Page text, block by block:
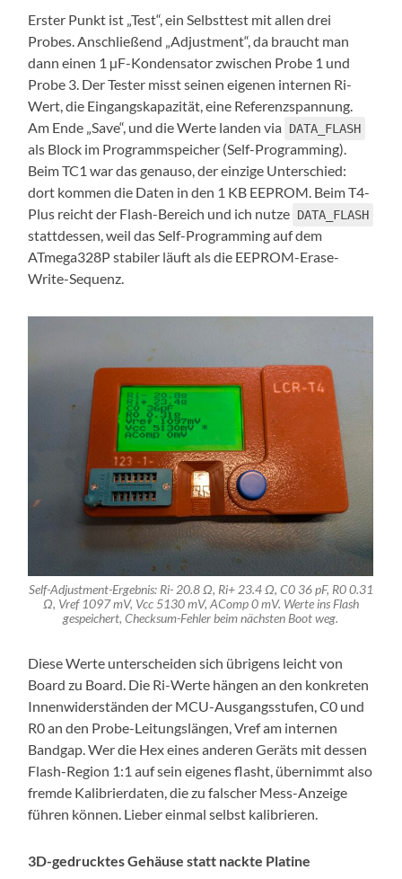
Erster Punkt ist „Test“, ein Selbsttest mit allen drei
Probes. Anschließend „Adjustment“, da braucht man
dann einen 1 µF-Kondensator zwischen Probe 1 und
Probe 3. Der Tester misst seinen eigenen internen Ri-
Wert, die Eingangskapazität, eine Referenzspannung.
Am Ende „Save“, und die Werte landen via DATA_FLASH
als Block im Programmspeicher (Self-Programming).
Beim TC1 war das genauso, der einzige Unterschied:
dort kommen die Daten in den 1 KB EEPROM. Beim T4-
Plus reicht der Flash-Bereich und ich nutze DATA_FLASH
stattdessen, weil das Self-Programming auf dem
ATmega328P stabiler läuft als die EEPROM-Erase-
Write-Sequenz.
Self-Adjustment-Ergebnis: Ri- 20.8 Ω, Ri+ 23.4 Ω, C0 36 pF, R0 0.31
Ω, Vref 1097 mV, Vcc 5130 mV, AComp 0 mV. Werte ins Flash
gespeichert, Checksum-Fehler beim nächsten Boot weg.
Diese Werte unterscheiden sich übrigens leicht von
Board zu Board. Die Ri-Werte hängen an den konkreten
Innenwiderständen der MCU-Ausgangsstufen, C0 und
R0 an den Probe-Leitungslängen, Vref am internen
Bandgap. Wer die Hex eines anderen Geräts mit dessen
Flash-Region 1:1 auf sein eigenes flasht, übernimmt also
fremde Kalibrierdaten, die zu falscher Mess-Anzeige
führen können. Lieber einmal selbst kalibrieren.
3D-gedrucktes Gehäuse statt nackte Platine